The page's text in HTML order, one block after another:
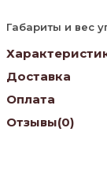
Габариты и вес
Доставка
Оплата
Отзывы(0)